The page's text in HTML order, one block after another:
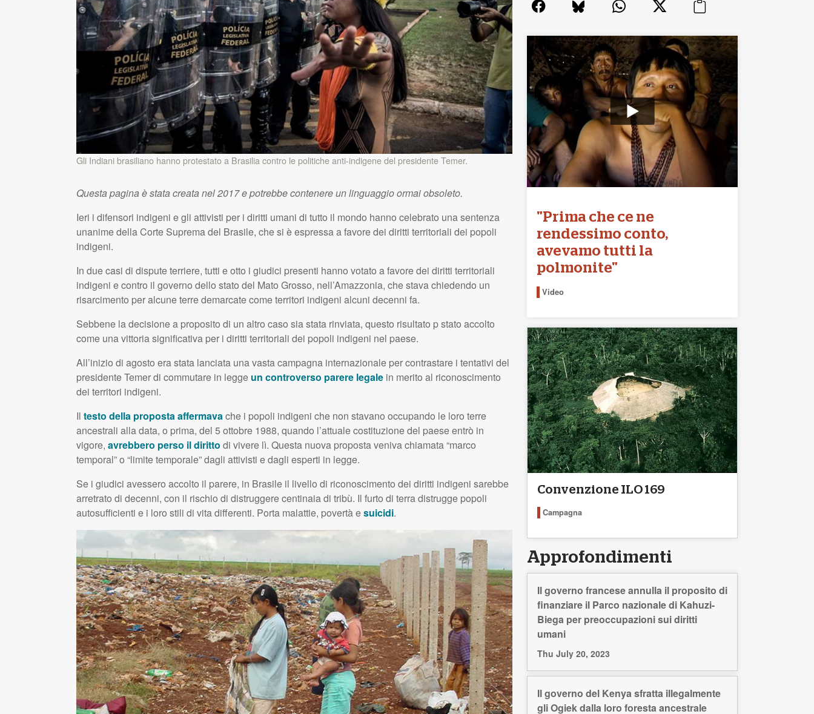
Gli Indiani brasiliano hanno protestato a Brasilia contro le politiche anti-indigene del presidente Temer.
Questa pagina è stata creata nel 2017 e potrebbe contenere un linguaggio ormai obsoleto.
Ieri i difensori indigeni e gli attivisti per i diritti umani di tutto il mondo hanno celebrato una sentenza
unanime della Corte Suprema del Brasile, che si è espressa a favore dei diritti territoriali dei popoli
indigeni.
In due casi di dispute terriere, tutti e otto i giudici presenti hanno votato a favore dei diritti territoriali
indigeni e contro il governo dello stato del Mato Grosso, nell’Amazzonia, che stava chiedendo un
risarcimento per alcune terre demarcate come territori indigeni alcuni decenni fa.
Sebbene la decisione a proposito di un altro caso sia stata rinviata, questo risultato p stato accolto
come una vittoria significativa per i diritti territoriali dei popoli indigeni nel paese.
All’inizio di agosto era stata lanciata una vasta campagna internazionale per contrastare i tentativi del
presidente Temer di commutare in legge un controverso parere legalein merito al riconoscimento
dei territori indigeni.
Il testo della proposta affermavache i popoli indigeni che non stavano occupando le loro terre
ancestrali alla data, o prima, del 5 ottobre 1988, quando l’attuale costituzione del paese entrò in
vigore, avrebbero perso il diritto di vivere lì. Questa nuova proposta veniva chiamata “marco
temporal” o “limite temporale” dagli attivisti e dagli esperti in legge.
Se i giudici avessero accolto il parere, in Brasile il livello di riconoscimento dei diritti indigeni sarebbe
arretrato di decenni, con il rischio di distruggere centinaia di tribù. Il furto di terra distrugge popoli
autosufficienti e i loro stili di vita differenti. Porta malattie, povertà esuicidi.
"Prima che ce ne
rendessimo conto,
avevamo tutti la
polmonite"
Video
Convenzione ILO 169
Campagna
Approfondimenti
Il governo francese annulla il proposito di
finanziare il Parco nazionale di Kahuzi-
Biega per preoccupazioni sui diritti
umani
Thu July 20, 2023
Il governo del Kenya sfratta illegalmente
gli Ogiek dalla loro foresta ancestrale